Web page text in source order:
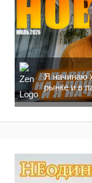
Я начинаю
рынке и в
москвича!